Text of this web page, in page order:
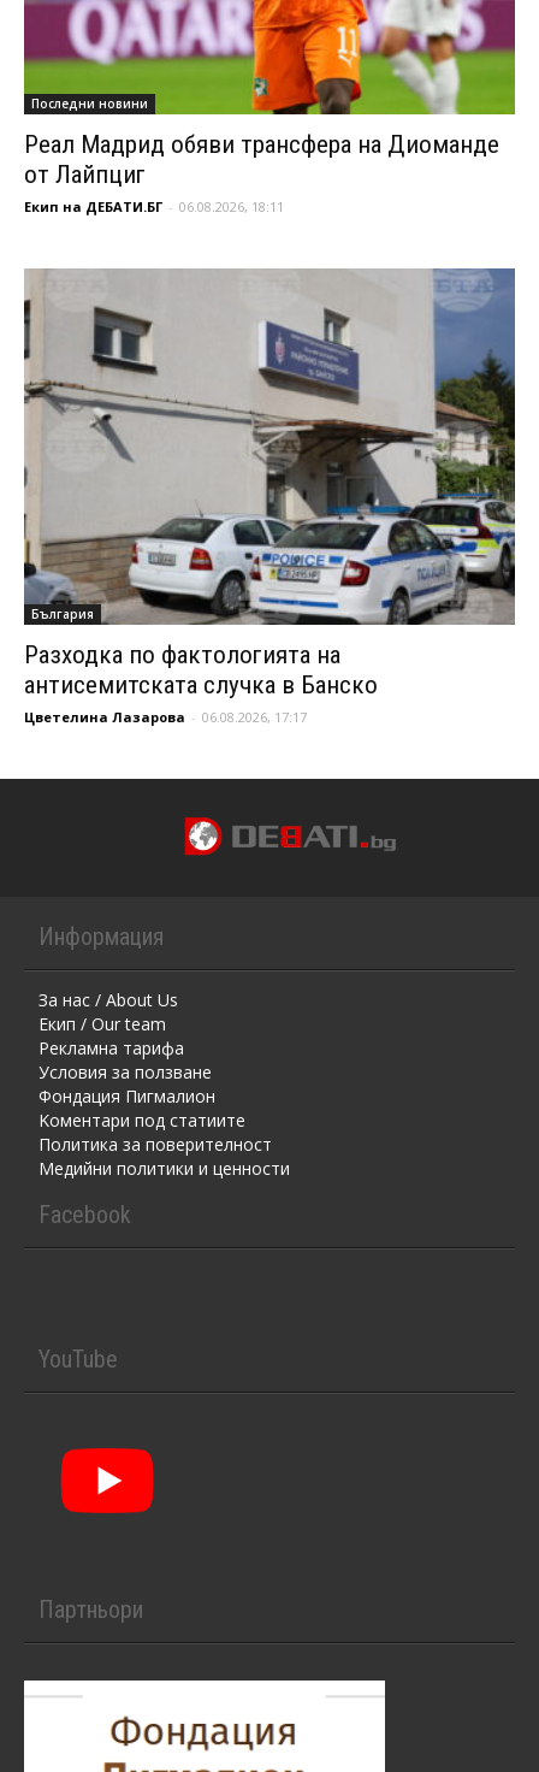
Последни новини
Реал Мадрид обяви трансфера на Диоманде
от Лайпциг
Екип на ДЕБАТИ.БГ - 06.08.2026, 18:11
България
Разходка по фактологията на
антисемитската случка в Банско
Цветелина Лазарова - 06.08.2026, 17:17
Информация
За нас / About Us
Екип / Our team
Рекламна тарифа
Условия за ползване
Фондация Пигмалион
Kоментaри под статиите
Политика за поверителност
Медийни политики и ценности
Facebook
YouTube
Партньори